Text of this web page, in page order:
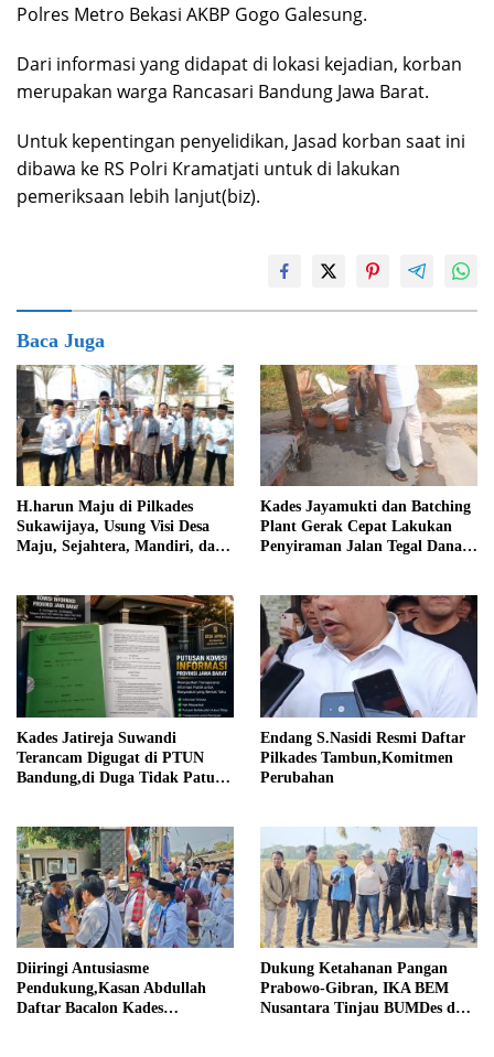
Polres Metro Bekasi AKBP Gogo Galesung.
Dari informasi yang didapat di lokasi kejadian, korban
merupakan warga Rancasari Bandung Jawa Barat.
Untuk kepentingan penyelidikan, Jasad korban saat ini
dibawa ke RS Polri Kramatjati untuk di lakukan
pemeriksaan lebih lanjut(biz).
Baca Juga
H.harun Maju di Pilkades
Sukawijaya, Usung Visi Desa
Maju, Sejahtera, Mandiri, dan
Kades Jayamukti dan Batching
Plant Gerak Cepat Lakukan
Penyiraman Jalan Tegal Danas
Kades Jatireja Suwandi
Terancam Digugat di PTUN
Bandung,di Duga Tidak Patuhi
Endang S.Nasidi Resmi Daftar
Pilkades Tambun,Komitmen
Perubahan
Diiringi Antusiasme
Pendukung,Kasan Abdullah
Daftar Bacalon Kades
Dukung Ketahanan Pangan
Prabowo-Gibran, IKA BEM
Nusantara Tinjau BUMDes dan